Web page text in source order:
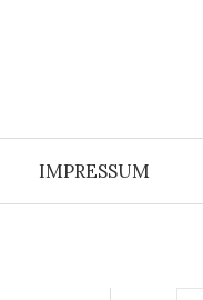
IMPRESSUM